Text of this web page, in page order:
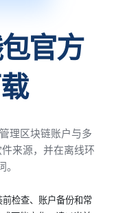
官方
理区块链账户与多
来源，并在离线环
。
检查、账户备份和常